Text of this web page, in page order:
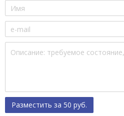
Разместить за 50 руб.